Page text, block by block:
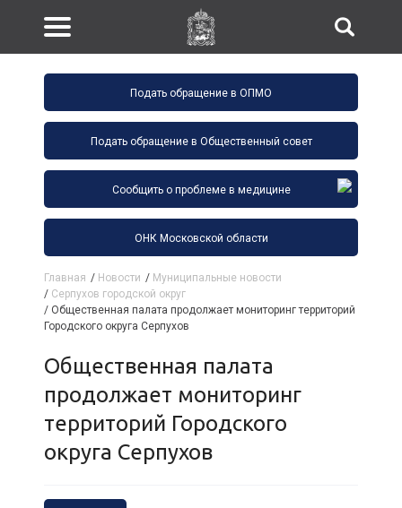
Подать обращение в ОПМО
Подать обращение в Общественный совет
Сообщить о проблеме в медицине
ОНК Московской области
Главная / Новости / Муниципальные новости
/ Серпухов городской округ
/ Общественная палата продолжает мониторинг территорий
Городского округа Серпухов
Общественная палата
продолжает мониторинг
территорий Городского
округа Серпухов